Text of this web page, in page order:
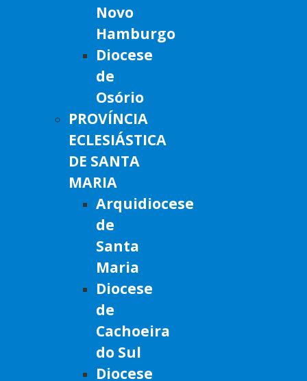
Novo
Hamburgo
Diocese
de
Osório
PROVÍNCIA
ECLESIÁSTICA
DE SANTA
MARIA
Arquidiocese
de
Santa
Maria
Diocese
de
Cachoeira
do Sul
Diocese